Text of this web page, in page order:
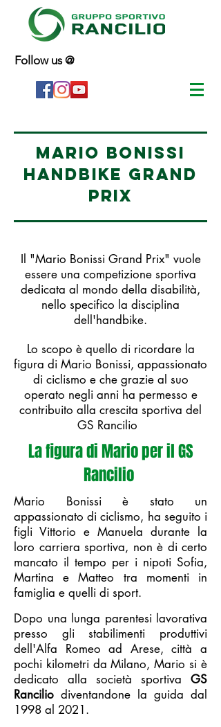
Follow us @
Mario bonissi
handbike grand
prix
Il "Mario Bonissi Grand Prix" vuole
essere una competizione sportiva
dedicata al mondo della disabilità,
nello specifico la disciplina
dell'handbike.
Lo scopo è quello di ricordare la
figura di Mario Bonissi, appassionato
di ciclismo e che grazie al suo
operato negli anni ha permesso e
contribuito alla crescita sportiva del
GS Rancilio
La figura di Mario per il GS
Rancilio
Mario Bonissi è stato un
appassionato di ciclismo, ha seguito i
figli Vittorio e Manuela durante la
loro carriera sportiva, non è di certo
mancato il tempo per i nipoti Sofia,
Martina e Matteo tra momenti in
famiglia e quelli di sport.
Dopo una lunga parentesi lavorativa
presso gli stabilimenti produttivi
dell'Alfa Romeo ad Arese, città a
pochi kilometri da Milano, Mario si è
dedicato alla società sportiva GS
Rancilio diventandone la guida dal
1998 al 2021.